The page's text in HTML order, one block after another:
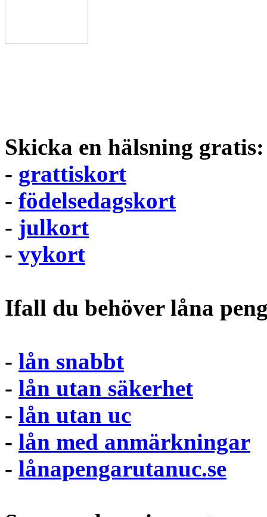
Skicka en hälsning gratis:
- grattiskort
- födelsedagskort
- julkort
- vykort
Ifall du behöver låna
- lån snabbt
- lån utan säkerhet
- lån utan uc
- lån med anmärkningar
- lånapengarutanuc.se